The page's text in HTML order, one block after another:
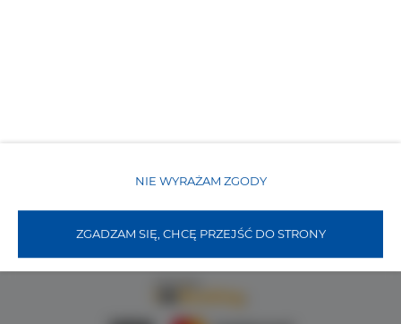
72-600 Świnoujście, Polska
Regulamin
NIE WYRAŻAM ZGODY
ZGADZAM SIĘ, CHCĘ PRZEJŚĆ DO STRONY